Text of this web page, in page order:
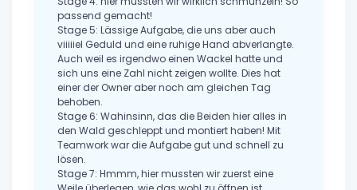
passend gemacht!
Stage 5: Lässige Aufgabe, die uns aber auch
viiiiiel Geduld und eine ruhige Hand abverlangte.
Auch weil es irgendwo einen Wackel hatte und
sich uns eine Zahl nicht zeigen wollte. Dies hat
einer der Owner aber noch am gleichen Tag
behoben.
Stage 6: Wahinsinn, das die Beiden hier alles in
den Wald geschleppt und montiert haben! Mit
Teamwork war die Aufgabe gut und schnell zu
lösen.
Stage 7: Hmmm, hier mussten wir zuerst eine